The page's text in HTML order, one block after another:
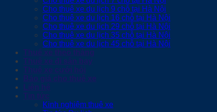
Cho thuê xe du lịch 9 chỗ tại Hà Nội
Cho thuê xe du lịch 16 chỗ tại Hà Nội
Cho thuê xe du lịch 29 chỗ tại Hà Nội
Cho thuê xe du lịch 35 chỗ tại Hà Nội
Cho thuê xe du lịch 45 chỗ tại Hà Nội
Thuê xe theo tháng
Thuê xe đi sân bay
Thuê xe cưới hỏi
Báo giá cho thuê xe
Liên hệ
Tin tức
Kinh nghiệm thuê xe